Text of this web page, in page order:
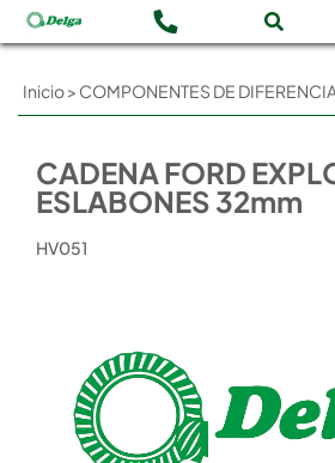
Inicio> COMPONENTES DE
CADENA FORD
ESLABONES 32mm
HV051